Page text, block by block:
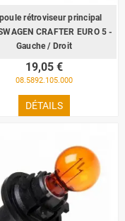
rétroviseur principal
CRAFTER EURO 5 -
Gauche / Droit
19,05 €
08.5892.105.000
DÉTAILS